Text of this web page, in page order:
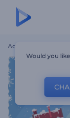
Accueil
Would you